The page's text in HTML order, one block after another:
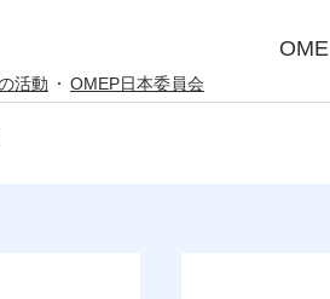
日本委員
活動 OMEP日本委員会